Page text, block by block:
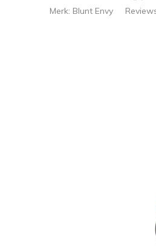
Merk: Blunt Envy